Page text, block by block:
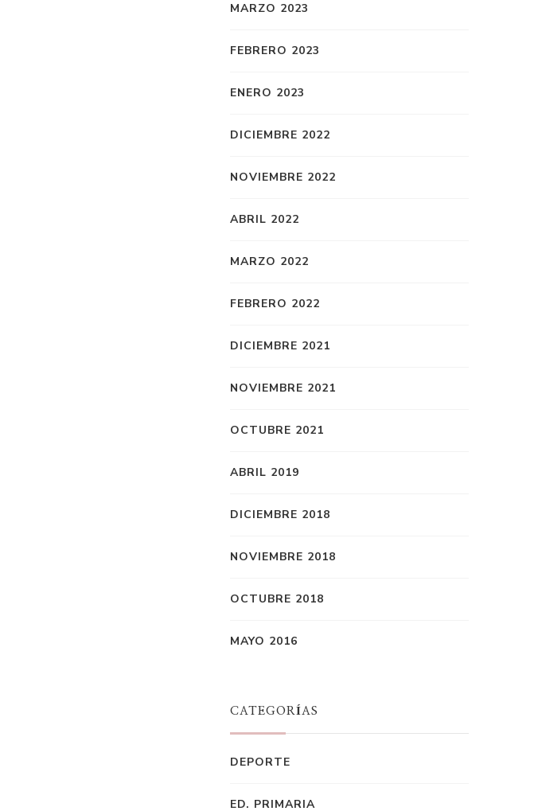
MARZO 2023
FEBRERO 2023
ENERO 2023
DICIEMBRE 2022
NOVIEMBRE 2022
ABRIL 2022
MARZO 2022
FEBRERO 2022
DICIEMBRE 2021
NOVIEMBRE 2021
OCTUBRE 2021
ABRIL 2019
DICIEMBRE 2018
NOVIEMBRE 2018
OCTUBRE 2018
MAYO 2016
CATEGORÍAS
DEPORTE
ED. PRIMARIA